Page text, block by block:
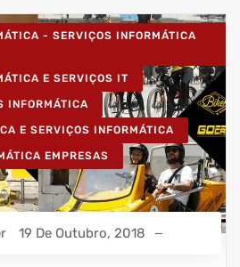
- SERVIÇOS INFORMÁTICA
E SERVIÇOS IT
INFORMÁTICA
E SERVIÇOS INFORMÁTICA
EMPRESAS
19 De Outubro, 2018